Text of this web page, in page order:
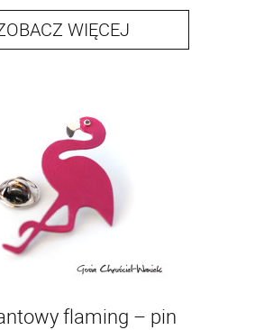
WIĘCEJ
flaming – pin